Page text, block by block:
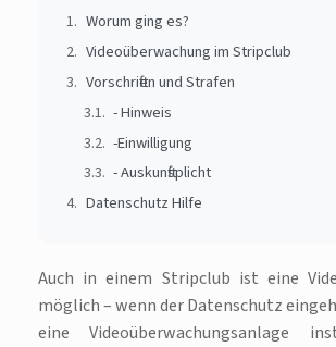
Worum ging es?
Videoüberwachung im Stripclub
Vorschriften und Strafen
- Hinweis
-Einwilligung
- Auskunftsplicht
Datenschutz Hilfe
Auch in einem Stripclub ist eine
möglich – wenn der Datenschutz
eine Videoüberwachungsanlage